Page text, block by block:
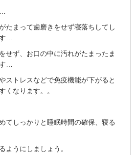
たまって歯磨きをせず寝落ちしてし
…
せず、お口の中に汚れがたまったま
…
ストレスなどで免疫機能が下がると
くなります。。
てしっかりと睡眠時間の確保、寝る
ようにしましょう。